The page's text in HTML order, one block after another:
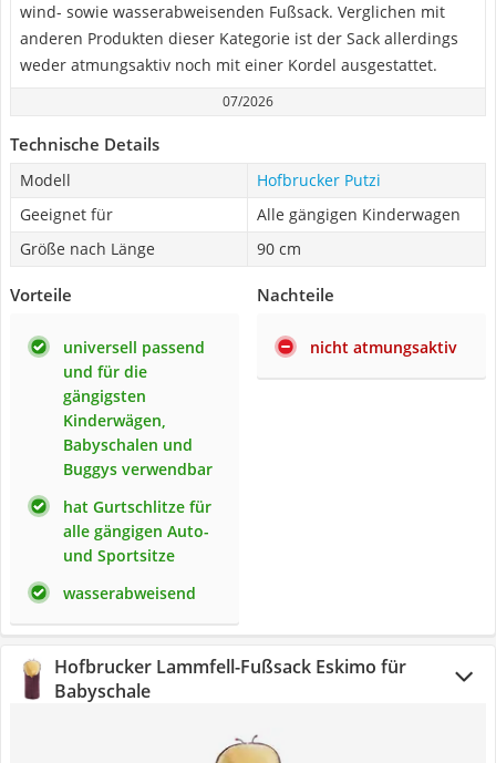
wind- sowie wasserabweisenden Fußsack. Verglichen mit
anderen Produkten dieser Kategorie ist der Sack allerdings
weder atmungsaktiv noch mit einer Kordel ausgestattet.
07/2026
Technische Details
Modell
Hofbrucker Putzi
Geeignet für
Alle gängigen Kinderwagen
Größe nach Länge
90 cm
Vorteile
universell passend
und für die
gängigsten
Kinderwägen,
Babyschalen und
Buggys verwendbar
hat Gurtschlitze für
alle gängigen Auto-
und Sportsitze
wasserabweisend
Nachteile
nicht atmungsaktiv
Hofbrucker Lammfell-Fußsack Eskimo für
Babyschale